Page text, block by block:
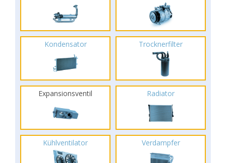
Kondensator Trocknerfilter
Expansionsventil Radiator
Kühlventilator Verdampfer